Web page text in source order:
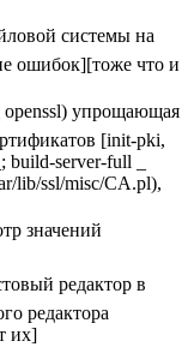
системы на
ошибок][тоже что и
openssl) упрощающая
[init-pki,
build-server-full _
lib/ssl/misc/CA.pl),
значений
редактор в
редактора
их]